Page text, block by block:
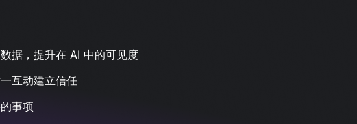
据，提升在 AI 中的可见度
互动建立信任
事项